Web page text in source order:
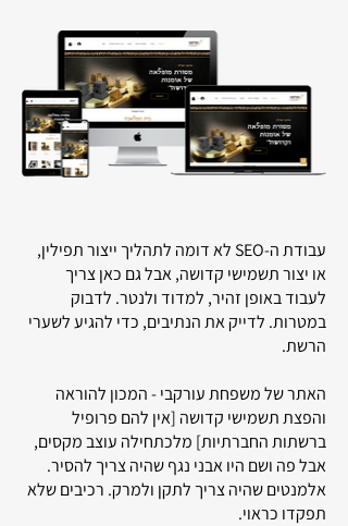
עבודת ה-SEO לא דומה לתהליך ייצור תפילין,
או יצור תשמישי קדושה, אבל גם כאן צריך
לעבוד באופן זהיר, למדוד ולנטר. לדבוק
במטרות. לדייק את הנתיבים, כדי להגיע לשערי
הרשת.
האתר של משפחת עורקבי - המכון להוראה
והפצת תשמישי קדושה [אין להם פרופיל
ברשתות החברתיות] מלכתחילה עוצב מקסים,
אבל פה ושם היו אבני נגף שהיה צריך להסיר.
אלמנטים שהיה צריך לתקן ולמרק. רכיבים שלא
תפקדו כראוי.